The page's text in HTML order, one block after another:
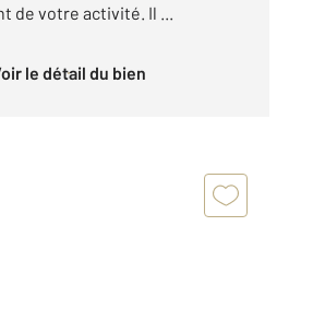
de votre activité. Il ...
Voir le détail du bien